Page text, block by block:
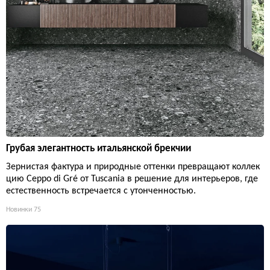
Грубая элегантность итальянской брекчии
Зернистая фактура и природные оттенки превращают коллек
цию Ceppo di Gré от Tuscania в решение для интерьеров, где
естественность встречается с утонченностью.
Новинки 75